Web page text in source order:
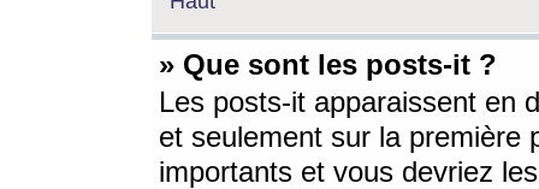
» Que sont les posts-it ?
Les posts-it apparaissent en
et seulement sur la première
importants et vous devriez